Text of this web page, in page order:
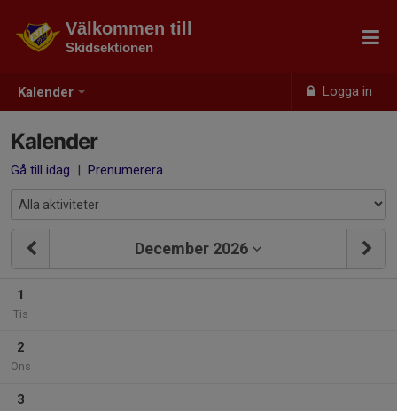
Kalender Logga in
Välkommen till
Skidsektionen
Kalender
Gå till idag | Prenumerera
December 2026
1
Tis
2
Ons
3